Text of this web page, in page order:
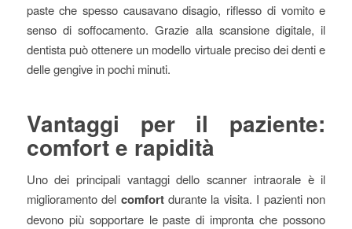
paste che spesso causavano disagio, riflesso di vomito e
senso di soffocamento. Grazie alla scansione digitale, il
dentista può ottenere un modello virtuale preciso dei denti e
delle gengive in pochi minuti.
Vantaggi per il paziente:
comfort e rapidità
Uno dei principali vantaggi dello scanner intraorale è il
miglioramento del comfortdurante la visita. I pazienti non
devono più sopportare le paste di impronta che possono